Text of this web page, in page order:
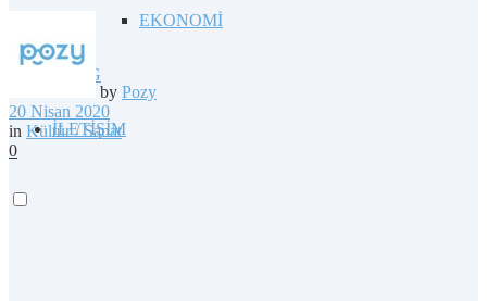
EKONOMİ
BLOG
İLETİŞİM
by Pozy
20 Nisan 2020
in Kültür / Sanat
0